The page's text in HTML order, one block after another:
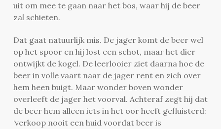
uit om mee te gaan naar het bos, waar hij de beer
zal schieten.
Dat gaat natuurlijk mis. De jager komt de beer wel
op het spoor en hij lost een schot, maar het dier
ontwijkt de kogel. De leerlooier ziet daarna hoe de
beer in volle vaart naar de jager rent en zich over
hem heen buigt. Maar wonder boven wonder
overleeft de jager het voorval. Achteraf zegt hij dat
de beer hem alleen iets in het oor heeft gefluisterd:
‘verkoop nooit een huid voordat beer is